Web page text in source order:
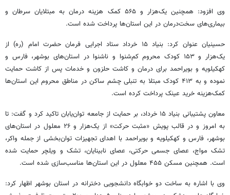
وی افزود: همچنین یک‌هزار و ۵۶۵ کمک هزینه درمان به مبتلایان سرطان و
بیماری‌های سخت‌درمان در این استان‌ها پرداخت شده است.
حسینیان عنوان کرد: بنیاد ۱۵ خرداد ستاد اجرایی فرمان حضرت امام (ره) از
یک‌هزار و ۱۵۳ کودک محروم کم‌شنوا و ناشنوا در استان‌های بوشهر، فارس و
کهکیلویه و بویراحمد برای درمان و کاشت حلزون و خدمات پس از کاشت حمایت
نموده و به ۴۱۳ کودک مبتلا به تنبلی چشم ساکن در مناطق محروم این استان‌ها
کمک‌هزینه خرید عینک پرداخت کرده است.
معاون پشتیبانی بنیاد ۱۵ خرداد، بر حمایت از جامعه توان‌یابان تاکید کرد و گفت: تا
به امروز و در قالب پویش «مثبت حرکت» از یک‌هزار و ۲۶ معلول در استان‌های
بوشهر، فارس و کهکیلویه و بویراحمد با اهدای تجهیزات توان‌بخشی از جمله واکر،
تشک مواج، عصای جسمی حرکتی، عصای نابینایان، تشک و ویلچر حمایت شده
است. همچنین مسکن ۴۵۵ معلول در این استان‌ها مناسب‌سازی شده است.
وی با اشاره به ساخت دو خوابگاه دانشجویی دخترانه در استان بوشهر اظهار کرد: